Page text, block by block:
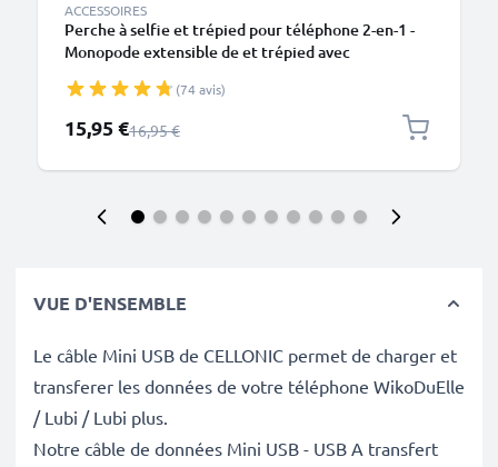
ACCESSOIRES
Perche à selfie et trépied pour téléphone 2-en-1 -
Monopode extensible de et trépied avec
appareil photo, iPhone, GoPro, Android et autres –
Noir
(74 avis)
Prix spécial
15,95 €Prix normal
16,95 €
VUE D'ENSEMBLE
Le câble Mini USB de CELLONIC permet de charger et
transferer les données de votre téléphone WikoDuElle
/ Lubi / Lubi plus.
Notre câble de données Mini USB - USB A transfert